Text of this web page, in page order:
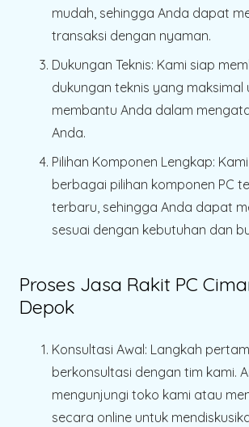
mudah, sehingga Anda dapat
transaksi dengan nyaman.
Dukungan Teknis: Kami siap
dukungan teknis yang maksimal
membantu Anda dalam
Anda.
Pilihan Komponen Lengkap:
berbagai pilihan komponen PC
terbaru, sehingga Anda dapat
sesuai dengan kebutuhan dan
Proses Jasa Rakit PC
Depok
Konsultasi Awal: Langkah
berkonsultasi dengan tim kami.
mengunjungi toko kami atau
secara online untuk